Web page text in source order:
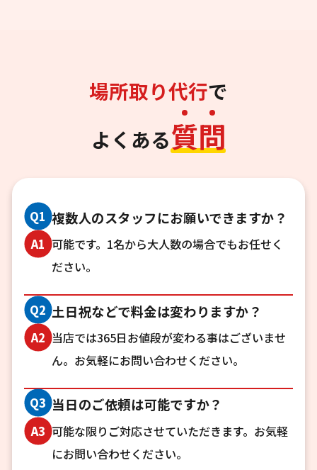
場所取り代行で
よくある質問
Q1 複数人のスタッフにお願いできますか？
A1 可能です。1名から大人数の場合でもお任せく
ださい。
Q2 土日祝などで料金は変わりますか？
A2 当店では365日お値段が変わる事はございませ
ん。お気軽にお問い合わせください。
Q3 当日のご依頼は可能ですか？
A3 可能な限りご対応させていただきます。お気軽
にお問い合わせください。